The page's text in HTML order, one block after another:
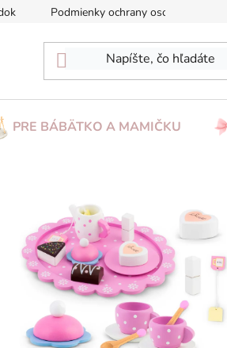
Podmienky ochrany osobných údajov
PRE BÁBÄTKO A MAMIČKU